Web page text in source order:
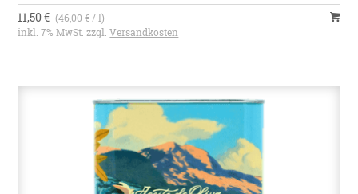
11,50 € (46,00 € / l)
inkl. 7% MwSt. zzgl.Versandkosten